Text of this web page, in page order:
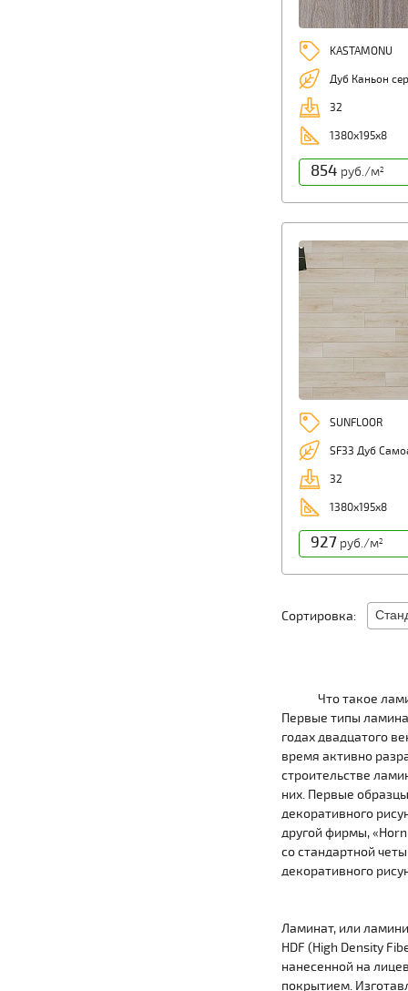
KASTAMONU
Дуб Каньон
32
1380х195х8
854 руб./м2
SUNFLOOR
SF33 Дуб
32
1380x195x8
927 руб./м2
Сортировка:
Что такое
Первые типы
годах двадцатого
время активно
строительстве
них. Первые
декоративного
другой фирмы,
со стандартной
декоративного
Ламинат, или
HDF (High Density
нанесенной на
покрытием.